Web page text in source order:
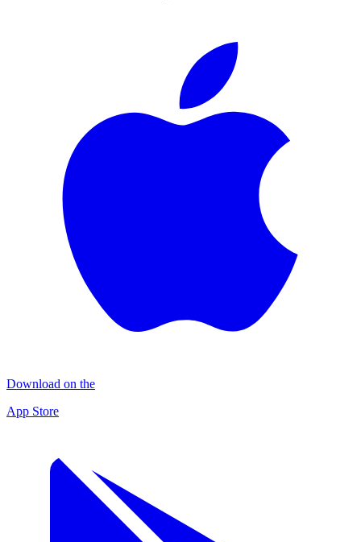
Download on the
App Store